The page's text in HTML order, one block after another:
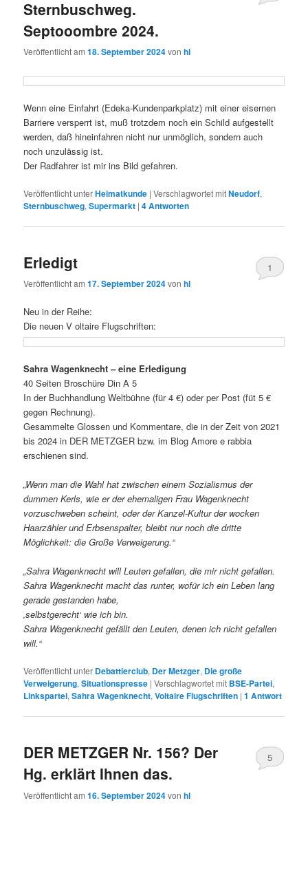
Sternbuschweg.
Septooombre 2024.
Veröffentlicht am18. September 2024vonhl
Wenn eine Einfahrt (Edeka-Kundenparkplatz) mit einer eisernen
Barriere versperrt ist, muß trotzdem noch ein Schild aufgestellt
werden, daß hineinfahren nicht nur unmöglich, sondern auch
noch unzulässig ist.
Der Radfahrer ist mir ins Bild gefahren.
Veröffentlicht unterHeimatkunde |Verschlagwortet mitNeudorf,
Sternbuschweg,Supermarkt |4Antworten
Erledigt
Veröffentlicht am17. September 2024vonhl
1
Neu in der Reihe:
Die neuen V oltaire Flugschriften:
Sahra Wagenknecht – eine Erledigung
40 Seiten Broschüre Din A 5
In der Buchhandlung Weltbühne (für 4 €) oder per Post (füt 5 €
gegen Rechnung).
Gesammelte Glossen und Kommentare, die in der Zeit von 2021
bis 2024 in DER METZGER bzw. im Blog Amore e rabbia
erschienen sind.
„Wenn man die Wahl hat zwischen einem Sozialismus der
dummen Kerls, wie er der ehemaligen Frau Wagenknecht
vorzuschweben scheint, oder der Kanzel-Kultur der wocken
Haarzähler und Erbsenspalter, bleibt nur noch die dritte
Möglichkeit: die Große Verweigerung.“
„Sahra Wagenknecht will Leuten gefallen, die mir nicht gefallen.
Sahra Wagenknecht macht das runter, wofür ich ein Leben lang
gerade gestanden habe,
‚selbstgerecht‘ wie ich bin.
Sahra Wagenknecht gefällt den Leuten, denen ich nicht gefallen
will.“
Veröffentlicht unter Debattierclub, Der Metzger, Die große
Verweigerung,Situationspresse |Verschlagwortet mit BSE-Partei,
Linkspartei,Sahra Wagenknecht,Voltaire Flugschriften |1 Antwort
DER METZGER Nr. 156? Der
Hg. erklärt Ihnen das.
Veröffentlicht am16. September 2024vonhl
5